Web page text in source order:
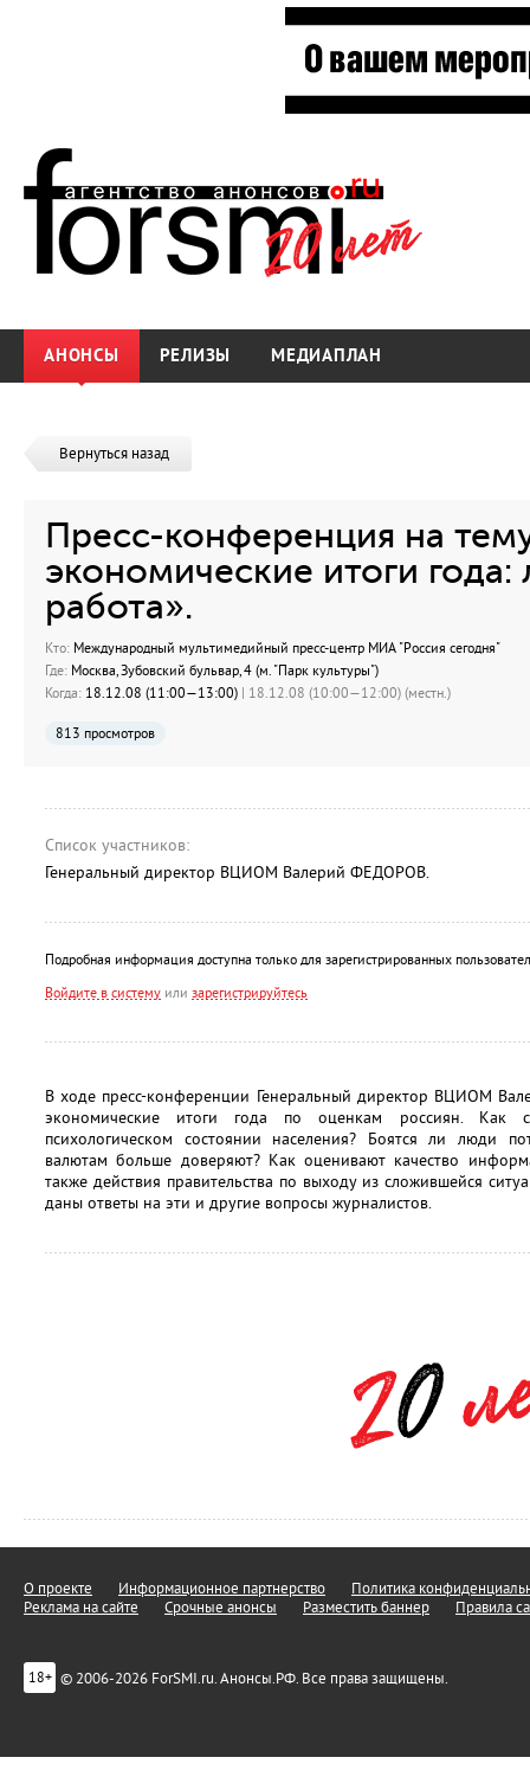
АНОНСЫ РЕЛИЗЫ МЕДИАПЛАН
Вернуться назад
Пресс-конференция на
экономические итоги
работа».
Кто: Международный мультимедийный пресс-центр МИА "Россия сегодня"
Где: Москва, Зубовский бульвар, 4 (м. "Парк культуры")
Когда: 18.12.08 (11:00—13:00) | 18.12.08 (10:00—12:00) (местн.)
813 просмотров
Список участников:
Генеральный директор ВЦИОМ Валерий ФЕДОРОВ.
Подробная информация доступна только для зарегистрированных
Войдите в систему или зарегистрируйтесь
В ходе пресс-конференции Генеральный директор ВЦИОМ
экономические итоги года по оценкам россиян. Как
психологическом состоянии населения? Боятся ли люди
валютам больше доверяют? Как оценивают качество
также действия правительства по выходу из сложившейся
даны ответы на эти и другие вопросы журналистов.
О проекте Информационное партнерство
Политика
Реклама на сайте
Срочные анонсы Разместить баннер Правила
18+ © 2006-2026 ForSMI.ru. Анонсы.РФ. Все права защищены.